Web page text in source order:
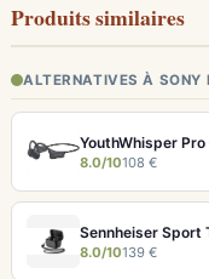
Produits similaires
ALTERNATIVES À
8.0/10108 €
8.0/10139 €